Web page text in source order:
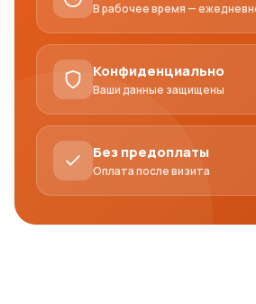
В рабочее время —
Конфиденциально
Ваши данные защищены
Без предоплаты
Оплата после визита